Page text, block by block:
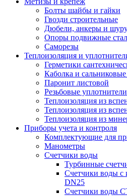
Болты шайбы и гайки
Гвозди строительные
Дюбели, анкеры и
Опоры подвижные
Саморезы
Теплоизоляция и
Герметики
Каболка и
Паронит листовой
Резьбовые уплотнители
Теплоизоляция из
Теплоизоляция из
Теплоизоляция из
Приборы учета и контроля
Комплектующие для
Манометры
Счетчики воды
Турбинные
Счетчики воды
DN25
Счетчики воды